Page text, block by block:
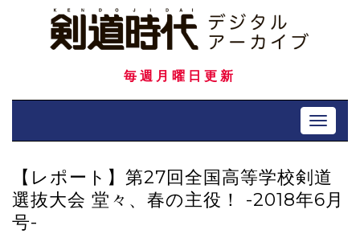
毎週月曜日更新
Toggle
【レポート】第27回全国高等学校剣道
選抜大会 堂々、春の主役！ -2018年6月
号-